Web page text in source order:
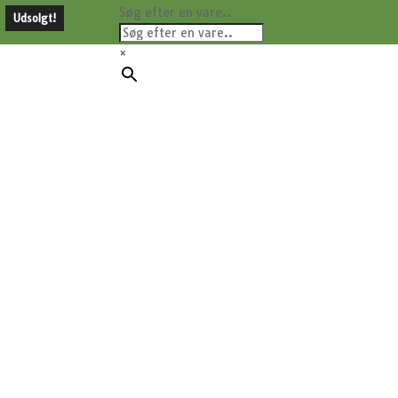
Søg efter en vare..
×
Udsolgt!